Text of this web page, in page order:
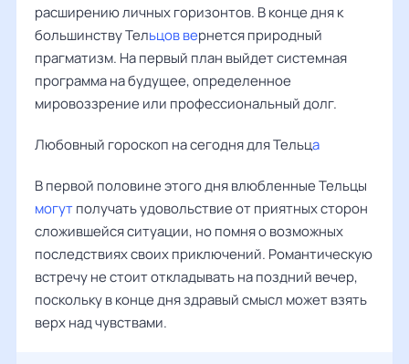
расширению личных горизонтов. В конце дня к
большинству Тельцов вернется природный
прагматизм. На первый план выйдет системная
программа на будущее, определенное
мировоззрение или профессиональный долг.
Любовный гороскоп на сегодня для Тельца
В первой половине этого дня влюбленные Тельцы
могутполучать удовольствие от приятных сторон
сложившейся ситуации, но помня о возможных
последствиях своих приключений. Романтическую
встречу не стоит откладывать на поздний вечер,
поскольку в конце дня здравый смысл может взять
верх над чувствами.